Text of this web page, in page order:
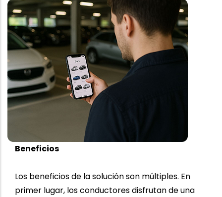
Beneficios
Los beneficios de la solución son múltiples. En
primer lugar, los conductores disfrutan de una